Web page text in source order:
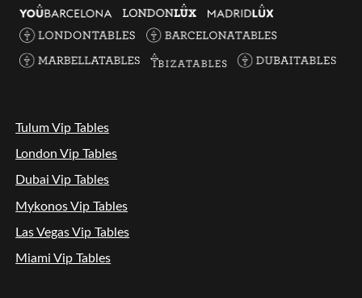
Tulum Vip Tables
London Vip Tables
Dubai Vip Tables
Mykonos Vip Tables
Las Vegas Vip Tables
Miami Vip Tables